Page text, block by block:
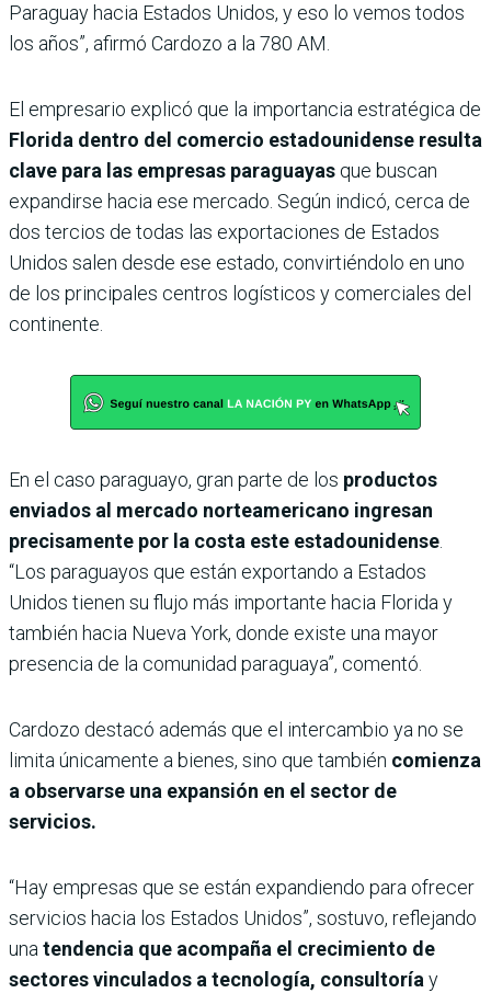
Paraguay hacia Estados Unidos, y eso lo vemos todos
los años”, afirmó Cardozo a la 780 AM.
El empresario explicó que la importancia estratégica de
Florida dentro del comercio estadounidense resulta
clave para las empresas paraguayas que buscan
expandirse hacia ese mercado. Según indicó, cerca de
dos tercios de todas las exportaciones de Estados
Unidos salen desde ese estado, convirtiéndolo en uno
de los principales centros logísticos y comerciales del
continente.
En el caso paraguayo, gran parte de los productos
enviados al mercado norteamericano ingresan
precisamente por la costa este estadounidense.
“Los paraguayos que están exportando a Estados
Unidos tienen su flujo más importante hacia Florida y
también hacia Nueva York, donde existe una mayor
presencia de la comunidad paraguaya”, comentó.
Cardozo destacó además que el intercambio ya no se
limita únicamente a bienes, sino que también comienza
a observarse una expansión en el sector de
servicios.
“Hay empresas que se están expandiendo para ofrecer
servicios hacia los Estados Unidos”, sostuvo, reflejando
unatendencia que acompaña el crecimiento de
sectores vinculados a tecnología, consultoríay